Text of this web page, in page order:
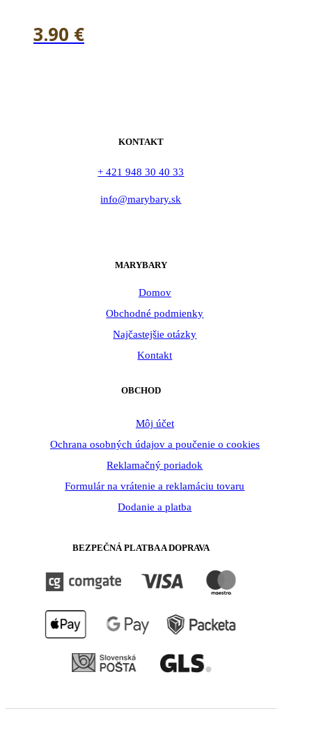
3.90 €
KONTAKT
+ 421 948 30 40 33
info@marybary.sk
MARYBARY
Domov
Obchodné podmienky
Najčastejšie otázky
Kontakt
OBCHOD
Môj účet
Ochrana osobných údajov a poučenie o cookies
Reklamačný poriadok
Formulár na vrátenie a reklamáciu tovaru
Dodanie a platba
BEZPEČNÁ PLATBA A DOPRAVA